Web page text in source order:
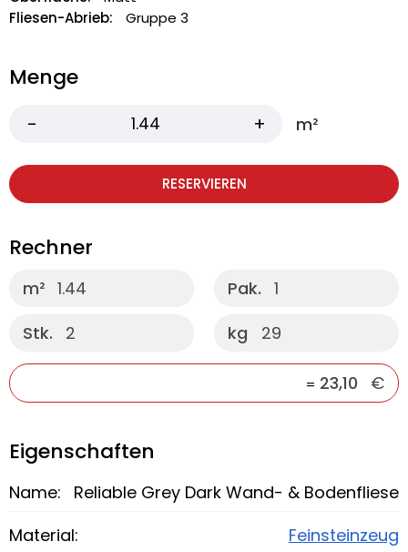
Fliesen-Abrieb:
Gruppe 3
Menge
m²
RESERVIEREN
Rechner
m² 1.44
Stk.
2
Pak.
1
kg
29
= 23,10 €
Eigenschaften
Name:
Reliable Grey Dark Wand- & Bodenfliese
Material:
Feinsteinzeug